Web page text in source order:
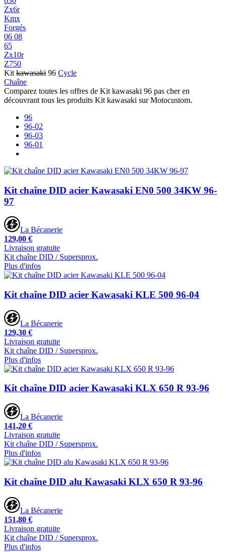
Zx6r
Kmx
Forgés
06 08
65
Zx10r
Z750
Kit kawasaki 96 Cycle
Chaîne
Comparez toutes les offres de Kit kawasaki 96 pas cher en
découvrant tous les produits Kit kawasaki sur Motocustom.
96
96-02
96-03
96-01
Kit chaîne DID acier Kawasaki EN0 500 34KW 96-
97
La Bécanerie
129,00 €
Livraison gratuite
Kit chaîne DID / Supersprox.
Plus d'infos
Kit chaîne DID acier Kawasaki KLE 500 96-04
La Bécanerie
129,30 €
Livraison gratuite
Kit chaîne DID / Supersprox.
Plus d'infos
Kit chaîne DID acier Kawasaki KLX 650 R 93-96
La Bécanerie
141,20 €
Livraison gratuite
Kit chaîne DID / Supersprox.
Plus d'infos
Kit chaîne DID alu Kawasaki KLX 650 R 93-96
La Bécanerie
151,80 €
Livraison gratuite
Kit chaîne DID / Supersprox.
Plus d'infos